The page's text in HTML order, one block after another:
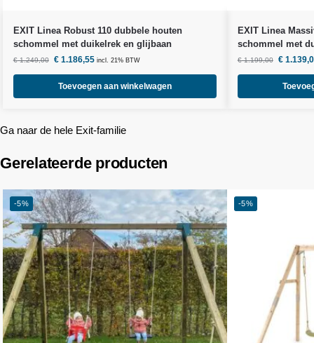
EXIT Linea Robust 110 dubbele houten
schommel met duikelrek en glijbaan
€1.249,00 €1.186,55 incl. 21% BTW
Toevoegen aan winkelwagen
EXIT Linea
schommel met
€1.199,00 €
Ga naar de hele Exit-familie
Gerelateerde producten
-5% -5%